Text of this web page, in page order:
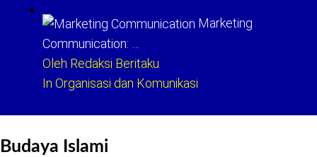
Marketing
Communication: …
Oleh Redaksi Beritaku
In Organisasi dan Komunikasi
Budaya Islami